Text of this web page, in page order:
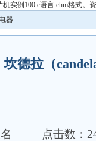
实例100 c语言 chm格式。
器
德拉（
点击数：